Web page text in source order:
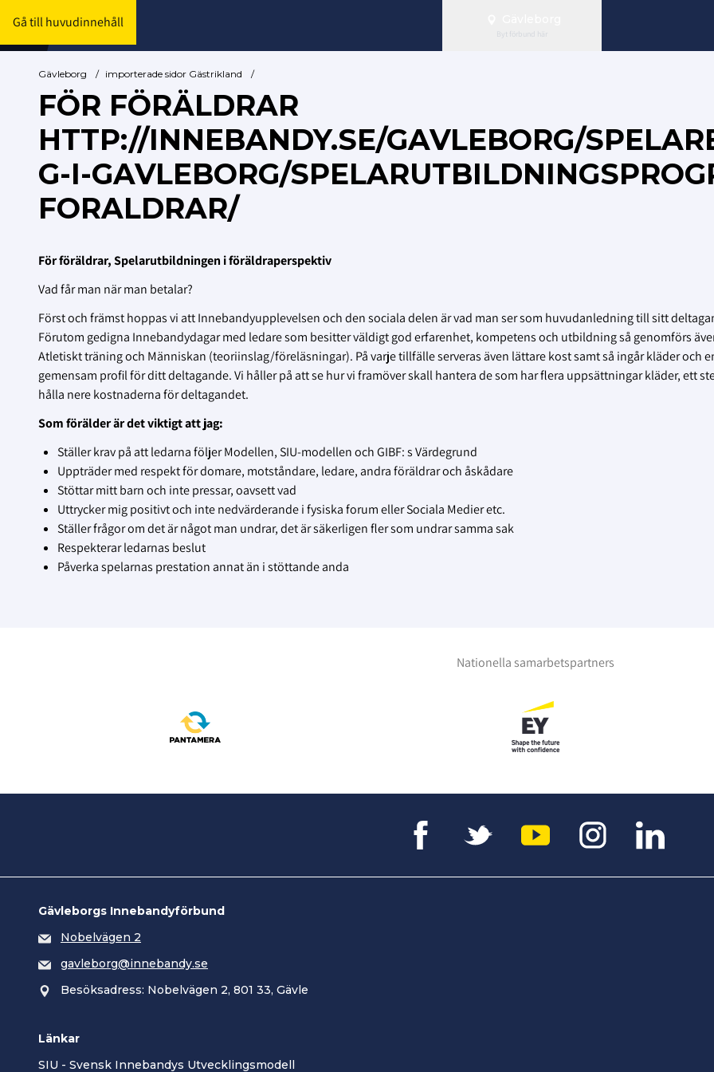
Gå till huvudinnehåll
Byt förbund här
Gävleborg / importerade sidor Gästrikland /
FÖR FÖRÄLDRAR
HTTP://INNEBANDY.SE/GAVLEBORG/
G-I-GAVLEBORG/
FORALDRAR/
För föräldrar, Spelarutbildningen i föräldraperspektiv
Vad får man när man betalar?
Först och främst hoppas vi att Innebandyupplevelsen och den sociala delen är vad man ser som huvudanledning till sitt
Förutom gedigna Innebandydagar med ledare som besitter väldigt god erfarenhet, kompetens och utbildning så genomförs
Atletiskt träning och Människan (teoriinslag/föreläsningar). På varje tillfälle serveras även lättare kost samt så ingår kläder och
gemensam profil för ditt deltagande. Vi håller på att se hur vi framöver skall hantera de som har flera uppsättningar kläder, ett
hålla nere kostnaderna för deltagandet.
Som förälder är det viktigt att jag:
Ställer krav på att ledarna följer Modellen, SIU-modellen och GIBF: s Värdegrund
Uppträder med respekt för domare, motståndare, ledare, andra föräldrar och åskådare
Stöttar mitt barn och inte pressar, oavsett vad
Uttrycker mig positivt och inte nedvärderande i fysiska forum eller Sociala Medier etc.
Ställer frågor om det är något man undrar, det är säkerligen fler som undrar samma sak
Respekterar ledarnas beslut
Påverka spelarnas prestation annat än i stöttande anda
Nationella samarbetspartners
Gävleborgs Innebandyförbund
Nobelvägen 2
gavleborg@innebandy.se
Besöksadress: Nobelvägen 2, 801 33, Gävle
Länkar
SIU - Svensk Innebandys Utvecklingsmodell